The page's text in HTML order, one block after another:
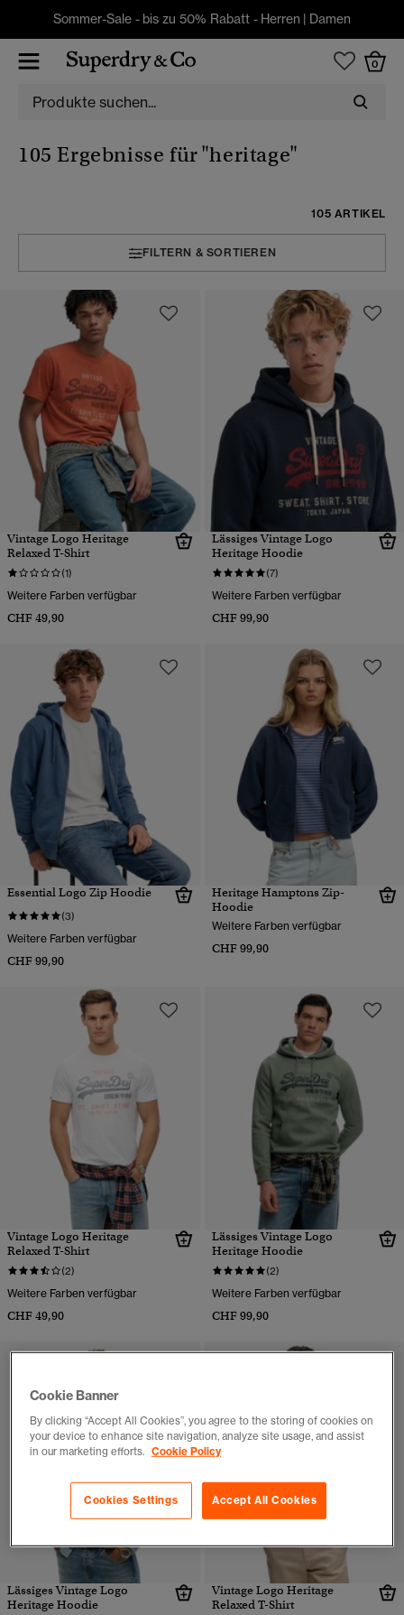
Sommer-Sale - bis zu 50% Rabatt - Herren | Damen
0
105 Ergebnisse für"heritage"
105 ARTIKEL
FILTERN & SORTIEREN
Vintage Logo Heritage
Relaxed T-Shirt
(1)
Weitere Farben verfügbar
CHF 49,90
Lässiges Vintage Logo
Heritage Hoodie
(7)
Weitere Farben verfügbar
CHF 99,90
Essential Logo Zip Hoodie
(3)
Weitere Farben verfügbar
CHF 99,90
Heritage Hamptons Zip-
Hoodie
Weitere Farben verfügbar
CHF 99,90
Vintage Logo Heritage
Relaxed T-Shirt
(2)
Weitere Farben verfügbar
CHF 49,90
Lässiges Vintage Logo
Heritage Hoodie
(2)
Weitere Farben verfügbar
CHF 99,90
Lässiges Vintage Logo
Heritage Hoodie
Vintage Logo Heritage
Relaxed T-Shirt
Cookie Banner
By clicking “Accept All Cookies”, you agree to the storing of cookies on
your device to enhance site navigation, analyze site usage, and assist
in our marketing efforts. Cookie Policy
Accept All Cookies
Cookies Settings